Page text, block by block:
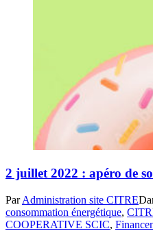
2 juillet 2022 : apéro de
ParAdministration site CITRE
consommation énergétique,
COOPERATIVE SCIC,